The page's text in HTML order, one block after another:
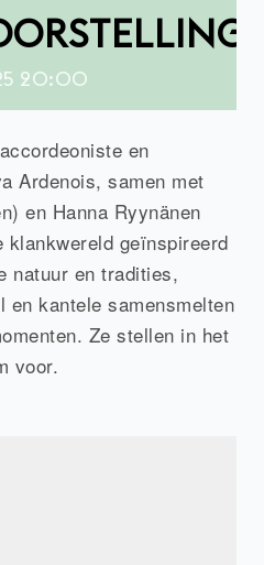
20:00
en
Ardenois, samen met
en Hanna Ryynänen
klankwereld geïnspireerd
natuur en tradities,
en kantele samensmelten
Ze stellen in het
voor.